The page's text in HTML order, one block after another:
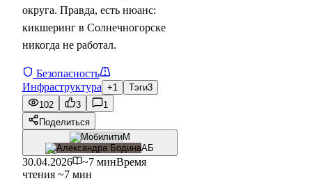
округа. Правда, есть нюанс:
кикшеринг в Солнечногорске
никогда не работал.
Безопасность
Инфраструктура +1 Тэги3
102
3
1
Поделиться
М
АБ
30.04.2026 ~7 минВремя
чтения ~7 мин